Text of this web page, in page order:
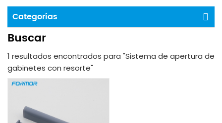
Categorías
Buscar
1 resultados encontrados para "Sistema de apertura de
gabinetes con resorte"